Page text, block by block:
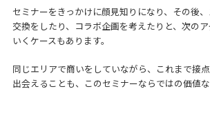
セミナーをきっかけに顔見知りになり、その後
交換をしたり、コラボ企画を考えたりと、次の
いくケースもあります。
同じエリアで商いをしていながら、これまで接
出会えることも、このセミナーならではの価値な